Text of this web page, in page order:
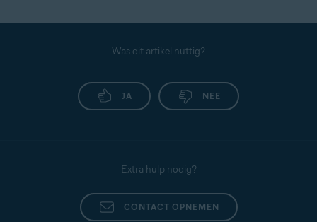
Was dit artikel nuttig?
JA NEE
Extra hulp nodig?
CONTACT OPNEMEN